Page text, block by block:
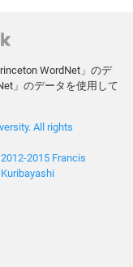
WordNet」のデ
」のデータを使用して
All rights
2015 Francis